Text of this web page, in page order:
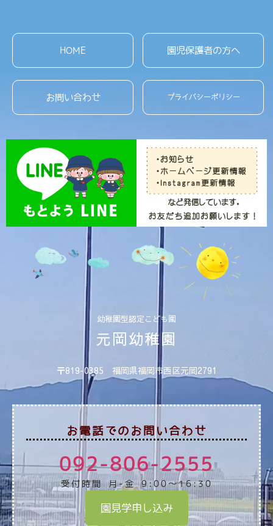
HOME 園児保護者の方へ
お問い合わせ プライバシーポリシー
幼稚園型認定こども園
元岡幼稚園
〒819-0385 福岡県福岡市西区元岡2791
お電話でのお問い合わせ
092-806-2555
受付時間 月-金 9:00～16:30
園見学申し込み